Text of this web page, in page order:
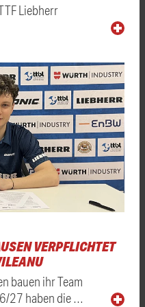
Liebherr
VERPFLICHTET
bauen ihr Team
27 haben die …